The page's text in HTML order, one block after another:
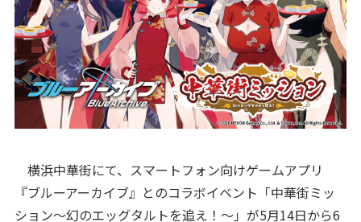
横浜中華街にて、スマートフォン向けゲームアプリ
『ブルーアーカイブ』とのコラボイベント「中華街ミッ
ション～幻のエッグタルトを追え！～」が5月14日から6